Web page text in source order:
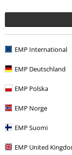
EMP International
EMP Deutschland
EMP Polska
EMP Norge
EMP Suomi
EMP United
Poro League Of